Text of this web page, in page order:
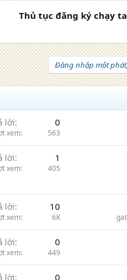
Thủ tục đăng ký chạy
Đăng nhập một
lời 0
xem 563
lời 1
xem 405
lời 10
xem 6K
lời 0
xem 449
lời 0